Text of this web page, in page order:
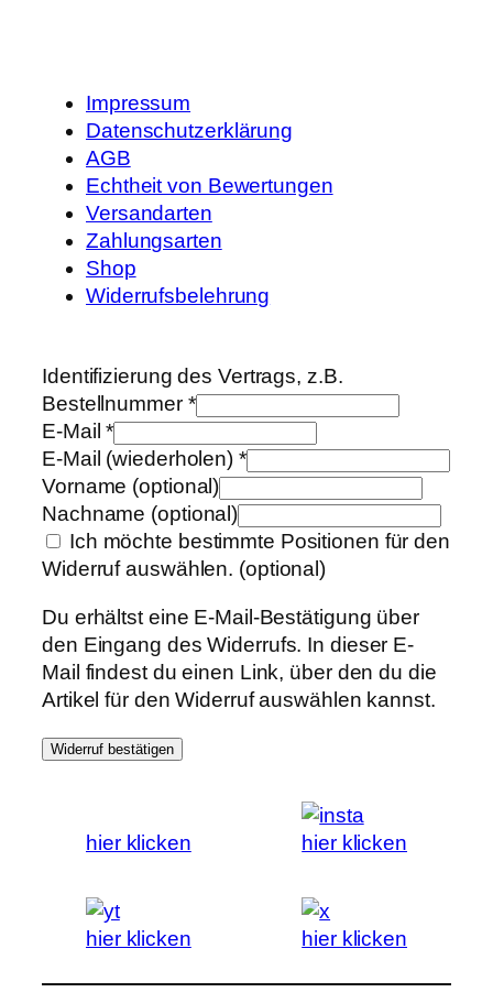
Impressum
Datenschutzerklärung
AGB
Echtheit von Bewertungen
Versandarten
Zahlungsarten
Shop
Widerrufsbelehrung
Identifizierung des Vertrags, z.B.
Bestellnummer *
E-Mail*
E-Mail (wiederholen) *
Vorname (optional)
Nachname (optional)
Ich möchte bestimmte Positionen für den
Widerruf auswählen. (optional)
Du erhältst eine E-Mail-Bestätigung über
den Eingang des Widerrufs. In dieser E-
Mail findest du einen Link, über den du die
Artikel für den Widerruf auswählen kannst.
Widerruf bestätigen
hier klicken hier klicken
hier klicken hier klicken